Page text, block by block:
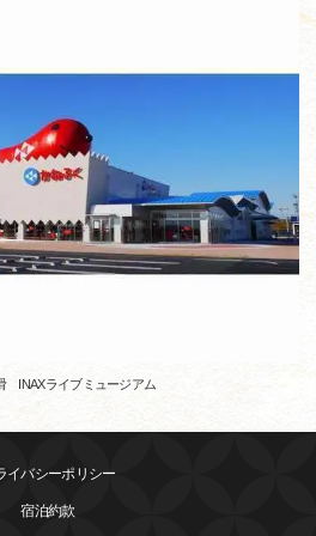
INAXライブミュージアム
イバシーポリシー
宿泊約款